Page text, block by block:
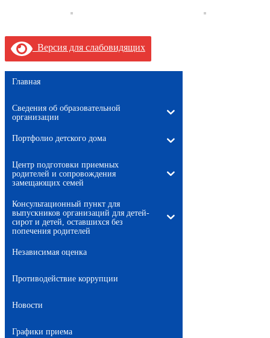
Версия для слабовидящих
Главная
Сведения об образовательной
организации
Портфолио детского дома
Центр подготовки приемных
родителей и сопровождения
замещающих семей
Консультационный пункт для
выпускников организаций для детей-
сирот и детей, оставшихся без
попечения родителей
Независимая оценка
Противодействие коррупции
Новости
Графики приема